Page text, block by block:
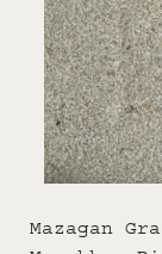
Mazagan